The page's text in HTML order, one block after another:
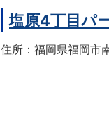
塩原4丁目パ
住所：福岡県福岡市